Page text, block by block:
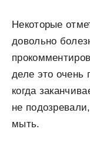
Некоторые
довольно
деле это очень
когда
не
мыть.